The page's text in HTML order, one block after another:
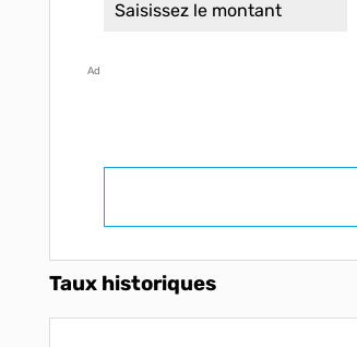
Ad
Taux historiques